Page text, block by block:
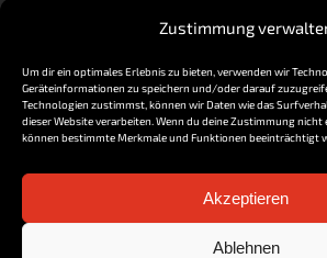
Zustimmung
Um dir ein optimales Erlebnis zu bieten, verwenden wir
Geräteinformationen zu speichern und/oder darauf
Technologien zustimmst, können wir Daten wie das
dieser Website verarbeiten. Wenn du deine Zustimmung
können bestimmte Merkmale und Funktionen beeinträchtigt
Akzeptieren
Ablehnen